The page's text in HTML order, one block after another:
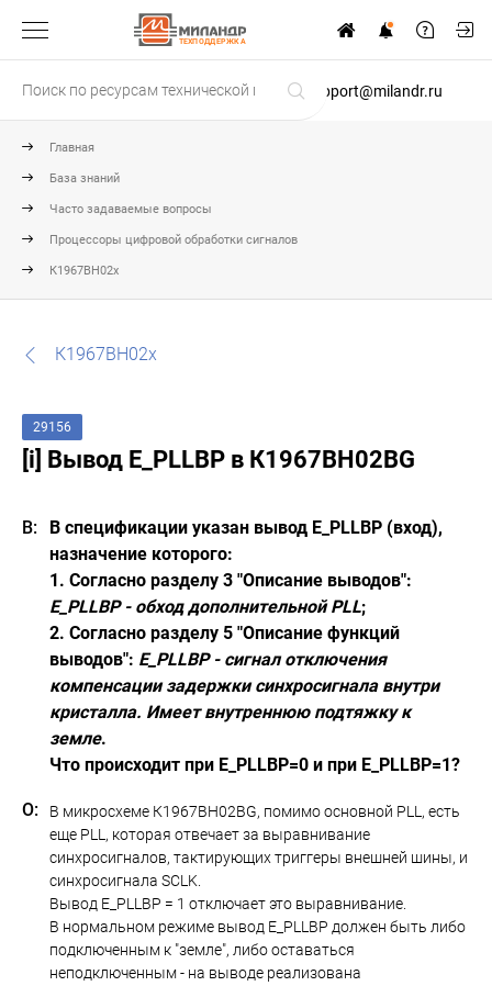
ТЕХПОДДЕРЖКА
support@milandr.ru
Главная
База знаний
Часто задаваемые вопросы
Процессоры цифровой обработки сигналов
К1967ВН02х
К1967ВН02х
29156
[i] Вывод E_PLLBP в К1967ВН02BG
В спецификации указан вывод E_PLLBP (вход),
назначение которого:
1. Согласно разделу 3 "Описание выводов":
E_PLLBP - обход дополнительной PLL;
2. Согласно разделу 5 "Описание функций
выводов": E_PLLBP - сигнал отключения
компенсации задержки синхросигнала внутри
кристалла. Имеет внутреннюю подтяжку к
земле.
Что происходит при E_PLLBP=0 и при E_PLLBP=1?
В микросхеме К1967ВН02BG, помимо основной PLL, есть
еще PLL, которая отвечает за выравнивание
синхросигналов, тактирующих триггеры внешней шины, и
синхросигнала SCLK.
Вывод E_PLLBP = 1 отключает это выравнивание.
В нормальном режиме вывод E_PLLBP должен быть либо
подключенным к "земле", либо оставаться
неподключенным - на выводе реализована